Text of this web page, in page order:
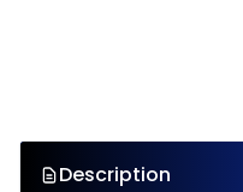
Description